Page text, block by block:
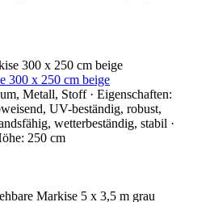
300 x 250 cm beige
Metall, Stoff · Eigenschaften:
UV-beständig, robust,
wetterbeständig, stabil ·
250 cm